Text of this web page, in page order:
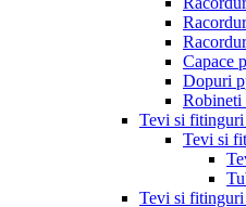
Capace
Dopuri
Robineti
Tevi si fitinguri
Tevi si
Tevi si fitinguri